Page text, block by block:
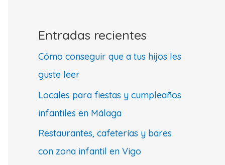
Entradas recientes
Cómo conseguir que a tus hijos les
guste leer
Locales para fiestas y cumpleaños
infantiles en Málaga
Restaurantes, cafeterías y bares
con zona infantil en Vigo